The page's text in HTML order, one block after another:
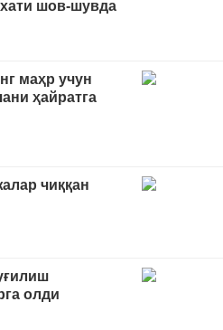
шов-шувда
маҳр учун
ҳайратга
чиққан
олди